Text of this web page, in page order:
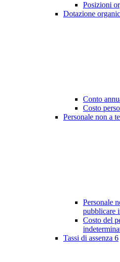
Posizioni
Dotazione
Conto
Costo
Personale non a
Personale
pubblicare
Costo del
Tassi di assenza 6